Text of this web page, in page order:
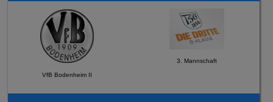
VfB Bodenheim II
3. Mannschaft